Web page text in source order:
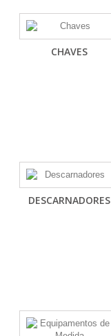
CHAVES
DESCARNADORES